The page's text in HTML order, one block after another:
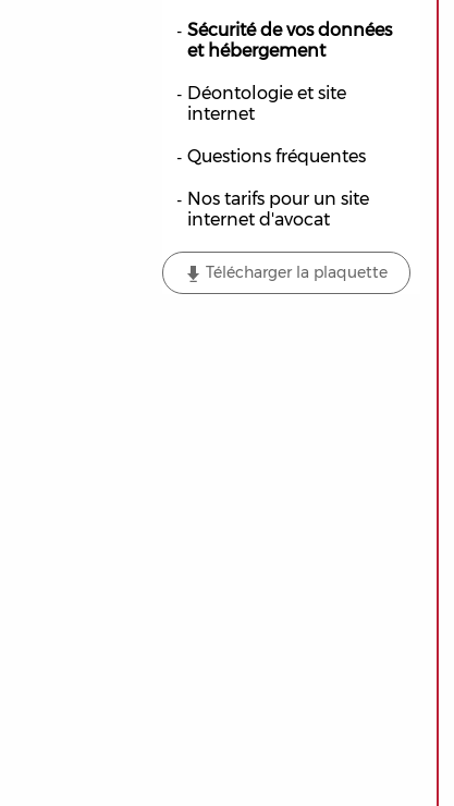
Sécurité de vos données
et hébergement
Déontologie et site
internet
Questions fréquentes
Nos tarifs pour un site
internet d'avocat
Télécharger la plaquette